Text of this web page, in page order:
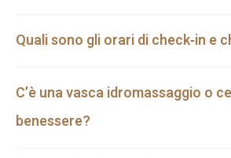
Quali sono gli orari di check‑in e
C’è una vasca idromassaggio o
benessere?